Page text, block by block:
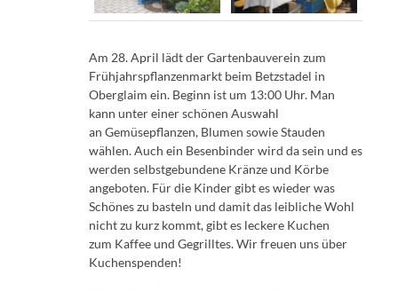
Am 28. April lädt der Gartenbauverein zum
Frühjahrspflanzenmarkt beim Betzstadel in
Oberglaim ein. Beginn ist um 13:00 Uhr. Man
kann unter einer schönen Auswahl
an Gemüsepflanzen, Blumen sowie Stauden
wählen. Auch ein Besenbinder wird da sein und es
werden selbstgebundene Kränze und Körbe
angeboten. Für die Kinder gibt es wieder was
Schönes zu basteln und damit das leibliche Wohl
nicht zu kurz kommt, gibt es leckere Kuchen
zum Kaffee und Gegrilltes. Wir freuen uns über
Kuchenspenden!